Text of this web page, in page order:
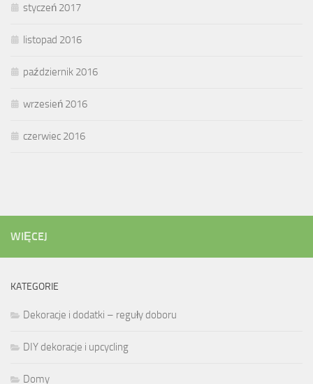
styczeń 2017
listopad 2016
październik 2016
wrzesień 2016
czerwiec 2016
WIĘCEJ
KATEGORIE
Dekoracje i dodatki – reguły doboru
DIY dekoracje i upcycling
Domy